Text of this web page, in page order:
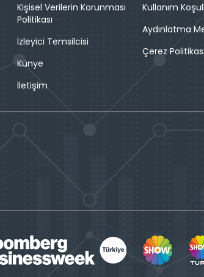
Kişisel Verilerin Korunması
Politikası
İzleyici Temsilcisi
Künye
İletişim
Kullanım
Aydınlatma
Çerez Politikası